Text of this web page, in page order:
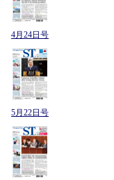
4月24日号
5月22日号